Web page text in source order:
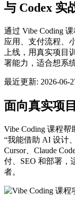
与 Codex 实
通过 Vibe Coding
应用、支付流程、
上线，用真实项目
署能力，适合想系
最近更新: 2026-06-
面向真实项
Vibe Coding 课程
“我能借助 AI 设计
Cursor、Claude
付、SEO 和部署，
者。